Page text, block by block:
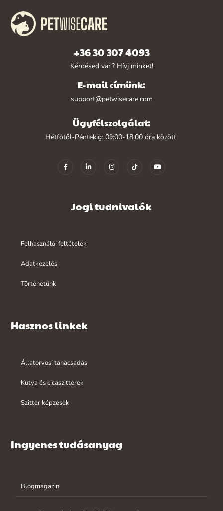
+36 30 307 4093
Kérdésed van? Hívj minket!
E-mail címünk:
support@petwisecare.com
Ügyfélszolgálat:
Hétfőtől-Péntekig: 09:00-18:00 óra között
Jogi tudnivalók
Felhasználói feltételek
Adatkezelés
Történetünk
Hasznos linkek
Állatorvosi tanácsadás
Kutya és cicaszitterek
Szitter képzések
Ingyenes tudásanyag
Blogmagazin